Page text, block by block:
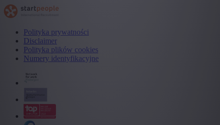
Polityka prywatności
Disclaimer
Polityka plików cookies
Numery identyfikacyjne